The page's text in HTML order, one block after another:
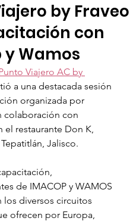
by Fraveo
con
Wamos
Viajero AC by
a una destacada sesión
organizada por
colaboración con
el restaurante Don K,
Jalisco.
de IMACOP y WAMOS
los diversos circuitos
ofrecen por Europa,